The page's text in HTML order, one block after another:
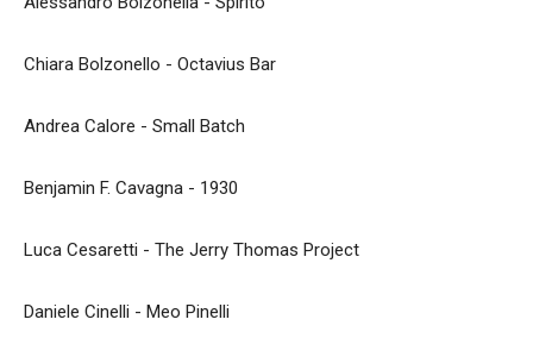
Chiara Bolzonello - Octavius Bar
Andrea Calore - Small Batch
Benjamin F. Cavagna - 1930
Luca Cesaretti - The Jerry Thomas Project
Daniele Cinelli - Meo Pinelli